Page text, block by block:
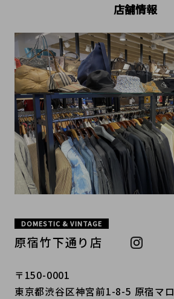
店舗情報
DOMESTIC & VINTAGE
原宿竹下通り店
〒150-0001
東京都渋谷区神宮前1-8-5 原宿マ